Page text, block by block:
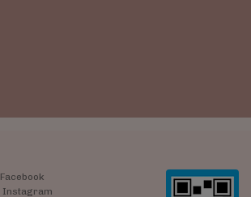
Facebook
Instagram